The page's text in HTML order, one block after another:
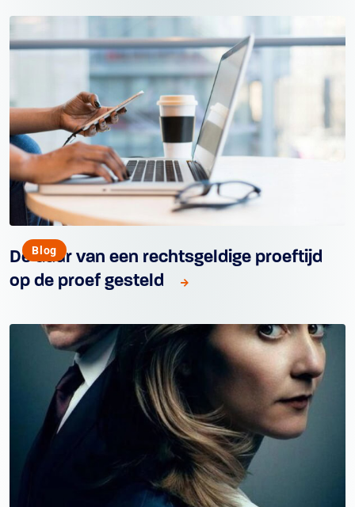
Blog
De duur van een rechtsgeldige proeftijd
op de proef gesteld